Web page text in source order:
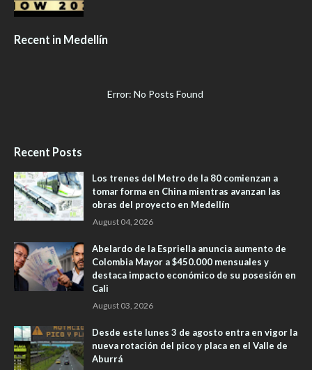
Recent in Medellín
Error: No Posts Found
Recent Posts
Los trenes del Metro de la 80 comienzan a
tomar forma en China mientras avanzan las
obras del proyecto en Medellín
August 04, 2026
Abelardo de la Espriella anuncia aumento de
Colombia Mayor a $450.000 mensuales y
destaca impacto económico de su posesión en
Cali
August 03, 2026
Desde este lunes 3 de agosto entra en vigor la
nueva rotación del pico y placa en el Valle de
Aburrá